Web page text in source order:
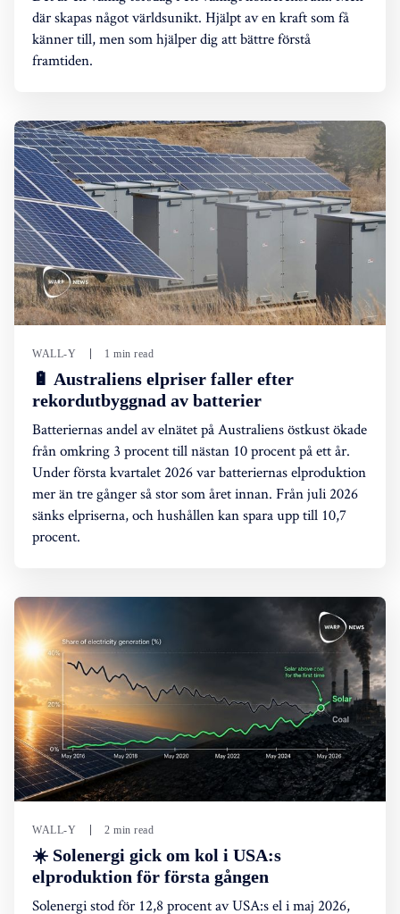
där skapas något världsunikt. Hjälpt av en kraft som få
känner till, men som hjälper dig att bättre förstå
framtiden.
WALL-Y 1 min read
🔋 Australiens elpriser faller efter
rekordutbyggnad av batterier
Batteriernas andel av elnätet på Australiens östkust ökade
från omkring 3 procent till nästan 10 procent på ett år.
Under första kvartalet 2026 var batteriernas elproduktion
mer än tre gånger så stor som året innan. Från juli 2026
sänks elpriserna, och hushållen kan spara upp till 10,7
procent.
WALL-Y 2 min read
☀️ Solenergi gick om kol i USA:s
elproduktion för första gången
Solenergi stod för 12,8 procent av USA:s el i maj 2026,